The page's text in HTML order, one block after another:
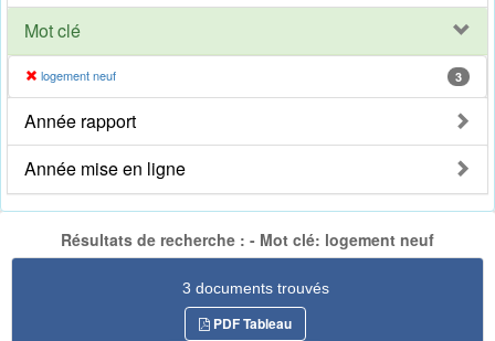
Mot clé
logement neuf 3
Année rapport
Année mise en ligne
Résultats de recherche : - Mot clé: logement neuf
3 documents trouvés
PDF Tableau